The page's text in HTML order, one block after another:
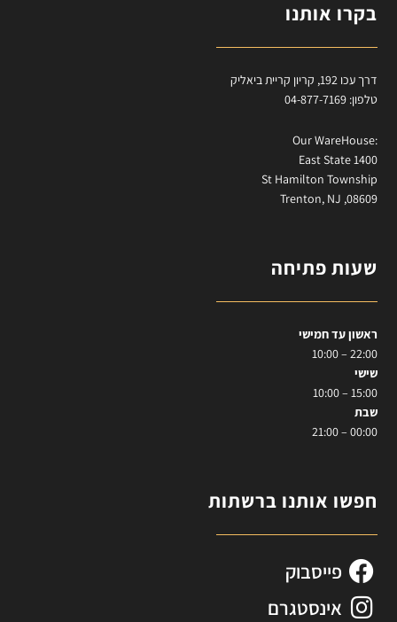
בקרו אותנו
דרך עכו 192, קריון קריית ביאליק
טלפון: 04-877-7169
:Our WareHouse
East State 1400
St Hamilton Township
Trenton, NJ ,08609
שעות פתיחה
ראשון עד חמישי
22:00 – 10:00
שישי
15:00 – 10:00
שבת
00:00 – 21:00
חפשו אותנו ברשתות
פייסבוק
אינסטגרם